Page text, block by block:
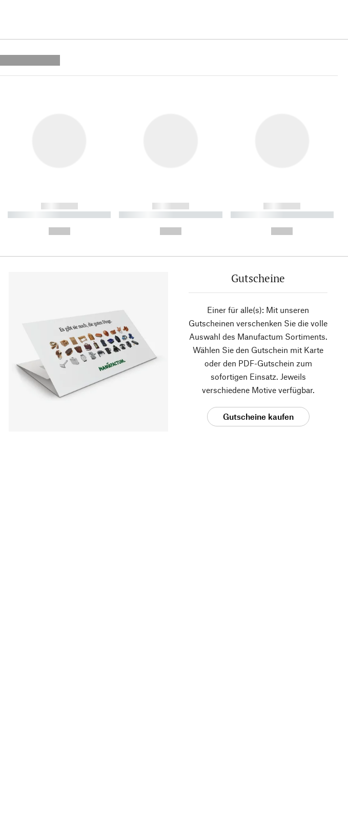
------------
----------- ----------- ----------
------------
----------- ----------- ----------
------------
----------- ----------- ----------
Gutscheine
Einer für alle(s): Mit unseren
Gutscheinen verschenken Sie die volle
Auswahl des Manufactum Sortiments.
Wählen Sie den Gutschein mit Karte
oder den PDF-Gutschein zum
sofortigen Einsatz. Jeweils
verschiedene Motive verfügbar.
Gutscheine kaufen